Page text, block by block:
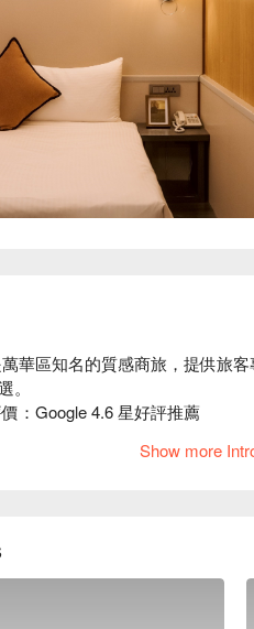
華區知名的質感商旅，提供旅
。
：Google 4.6 星好評推薦
惠、米窩住宿方案、唯樂米窩休息
Show more